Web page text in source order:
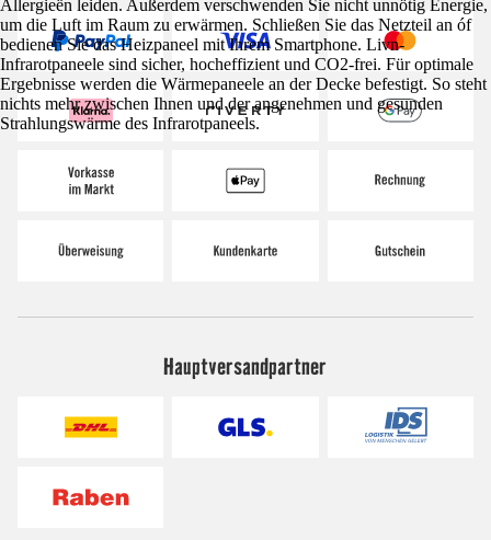
Allergieën leiden. Außerdem verschwenden Sie nicht unnötig Energie,
um die Luft im Raum zu erwärmen. Schließen Sie das Netzteil an óf
bedienen Sie das Heizpaneel mit Ihrem Smartphone. Livn-
Infrarotpaneele sind sicher, hocheffizient und CO2-frei. Für optimale
Ergebnisse werden die Wärmepaneele an der Decke befestigt. So steht
nichts mehr zwischen Ihnen und der angenehmen und gesunden
Strahlungswärme des Infrarotpaneels.
Hauptversandpartner